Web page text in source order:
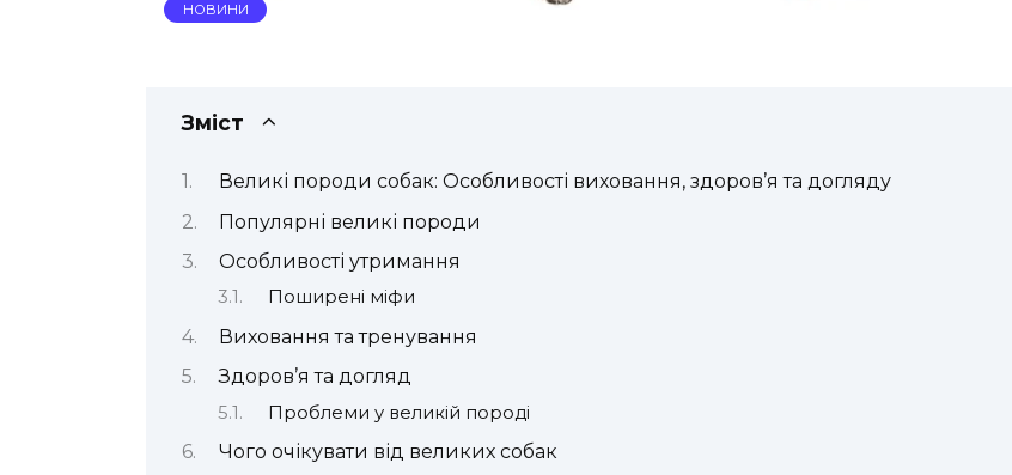
НОВИНИ
Зміст
Великі породи собак: Особливості виховання, здоров’я та догляду
Популярні великі породи
Особливості утримання
Поширені міфи
Виховання та тренування
Здоров’я та догляд
Проблеми у великій породі
Чого очікувати від великих собак